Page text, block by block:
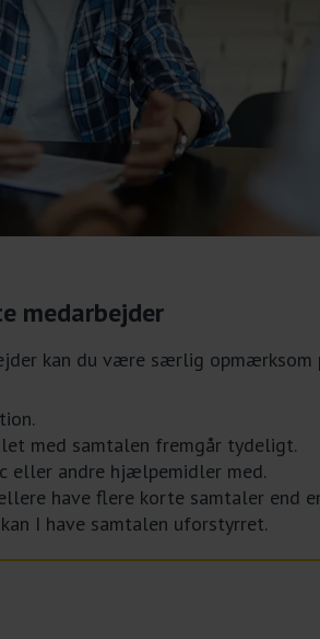
medarbejder
kan du være særlig opmærksom
med samtalen fremgår tydeligt.
eller andre hjælpemidler med.
have flere korte samtaler end
I have samtalen uforstyrret.